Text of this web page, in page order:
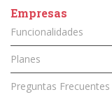
Empresas
Funcionalidades
Planes
Preguntas Frecuentes